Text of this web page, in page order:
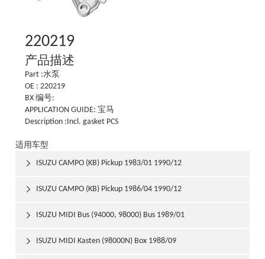
220219
产品描述
Part :水泵
OE : 220219
BX 编号:
APPLICATION GUIDE: 宝马
Description :Incl. gasket PCS
适用车型
ISUZU CAMPO (KB) Pickup 1983/01 1990/12

ISUZU CAMPO (KB) Pickup 1986/04 1990/12

ISUZU MIDI Bus (94000, 98000) Bus 1989/01

ISUZU MIDI Kasten (98000N) Box 1988/09
